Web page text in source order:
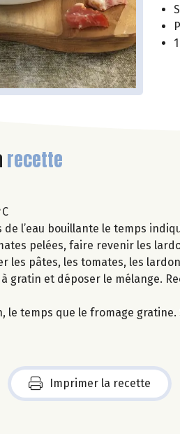
recette
de l’eau bouillante le temps
pelées, faire revenir les
les pâtes, les tomates, les
gratin et déposer le mélange.
le temps que le fromage
Imprimer la recette